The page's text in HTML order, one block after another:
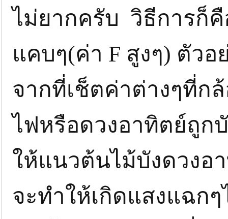
ไม่ยากครับ วิธีการก็
แคบๆ(ค่า F สูงๆ) ตัว
จากที่เช็ตค่าต่างๆที่ก
ไฟหรือดวงอาทิตย์ถูก
ให้แนวต้นไม้บังดวงอ
จะทำให้เกิดแสงแฉก